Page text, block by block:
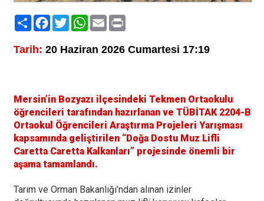
PaylaşFacebook
TwitterWhatsApp
EmailPrint
Tarih: 20 Haziran 2026 Cumartesi 17:19
Mersin’in Bozyazı ilçesindeki Tekmen Ortaokulu
öğrencileri tarafından hazırlanan ve TÜBİTAK 2204-B
Ortaokul Öğrencileri Araştırma Projeleri Yarışması
kapsamında geliştirilen “Doğa Dostu Muz Lifli
Caretta Caretta Kalkanları” projesinde önemli bir
aşama tamamlandı.
Tarım ve Orman Bakanlığı’ndan alınan izinler